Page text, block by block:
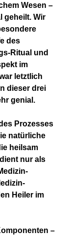
Wesen –
geheilt. Wir
des
Ritual und
im
letztlich
dieser drei
genial.
Prozesses
natürliche
heilsam
nur als
Heiler im
–